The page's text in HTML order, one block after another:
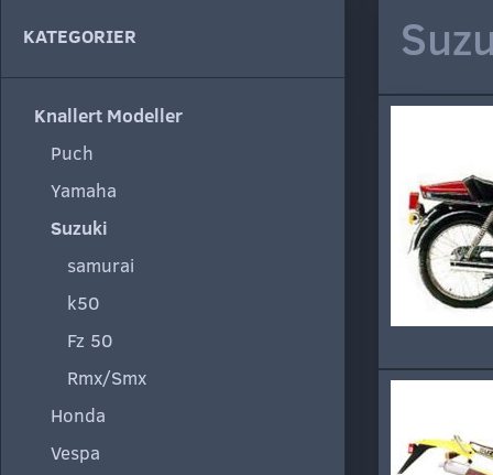
KATEGORIER
Knallert Modeller
Puch
Yamaha
Suzuki
samurai
k50
Fz 50
Rmx/Smx
Honda
Vespa